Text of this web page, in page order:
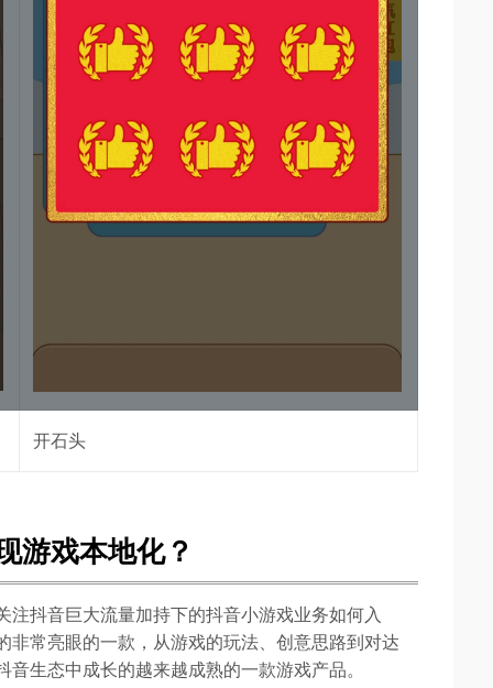
开石头
游戏本地化？
抖音巨大流量加持下的抖音小游戏业务如何入
常亮眼的一款，从游戏的玩法、创意思路到对达
生态中成长的越来越成熟的一款游戏产品。